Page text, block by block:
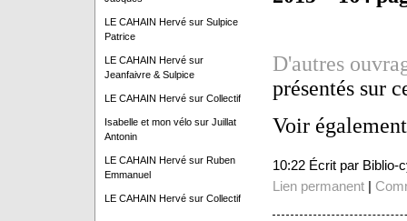
LE CAHAIN Hervésur Sulpice
Patrice
LE CAHAIN Hervésur
Jeanfaivre & Sulpice
LE CAHAIN Hervésur Collectif
Isabelle et mon vélosur Juillat
Antonin
LE CAHAIN Hervésur Ruben
Emmanuel
LE CAHAIN Hervésur Collectif
D'autres
présentés sur
Voir
10:22 Écrit par Biblio-
Lien permanent|